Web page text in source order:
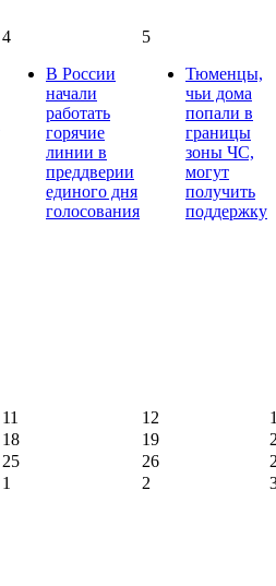
4
В России
начали
работать
горячие
линии в
преддверии
единого дня
голосования
5
Тюменцы,
чьи дома
попали в
границы
зоны ЧС,
могут
получить
поддержку
11 12
18 19
25 26
1 2